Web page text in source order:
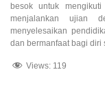
besok untuk
menjalankan ujian
menyelesaikan
dan bermanfaat bagi diri
Views: 119